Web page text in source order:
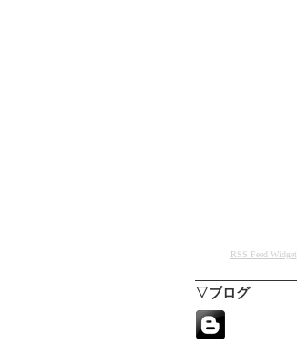
RSS Feed Widget
▽ブログ